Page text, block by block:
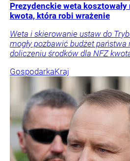
Prezydenckie weta kosztowały
kwota, która robi wrażenie
Weta i skierowanie ustaw do
mogły pozbawić budżet państwa
doliczeniu środków dla NFZ
GospodarkaKraj